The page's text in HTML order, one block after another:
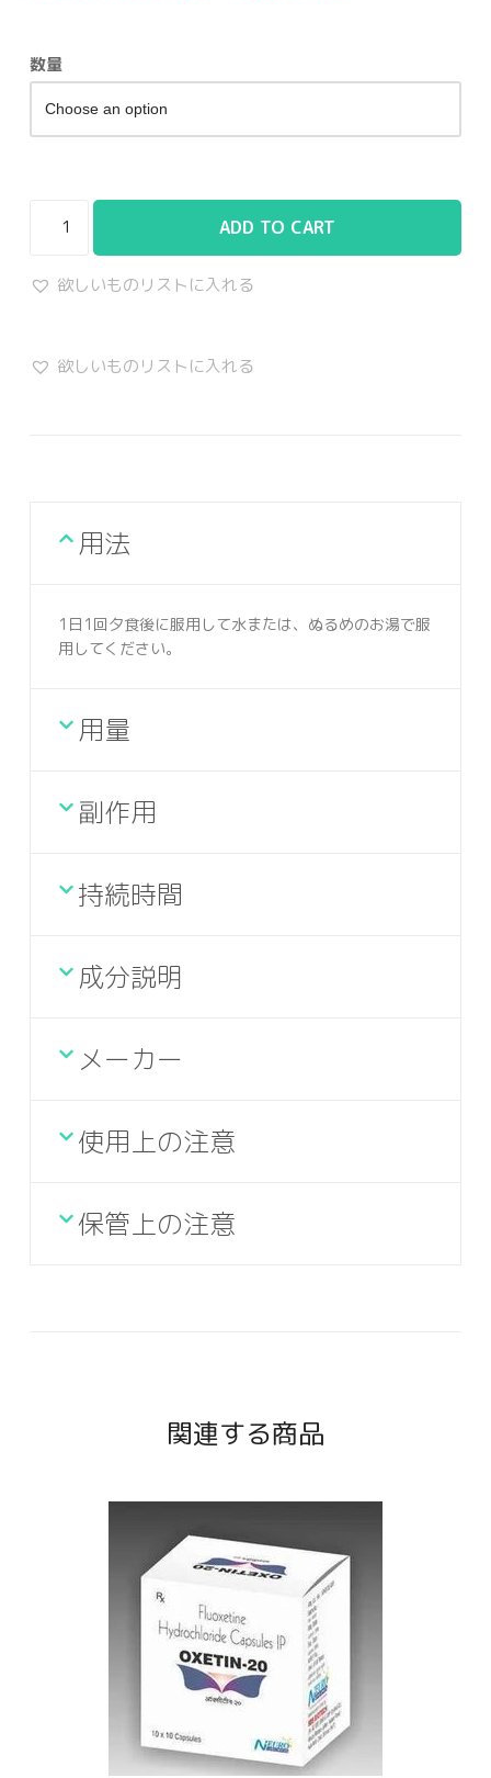
数量
ADD TO CART
欲しいものリストに入れる
欲しいものリストに入れる
用法
1日1回夕食後に服用して水または、ぬるめのお湯で服
用してください。
用量
副作用
持続時間
成分説明
メーカー
使用上の注意
保管上の注意
関連する商品